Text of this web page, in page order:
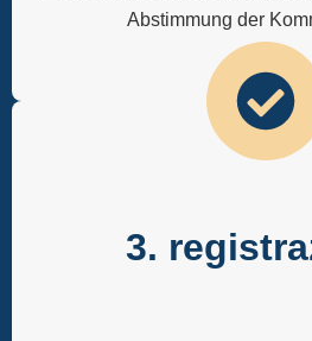
Abstimmung der
3.